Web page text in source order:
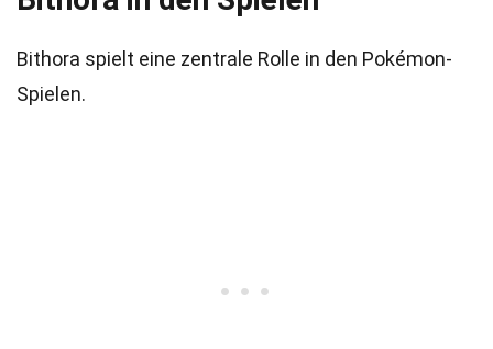
Bithora spielt eine zentrale Rolle in den Pokémon-
Spielen.